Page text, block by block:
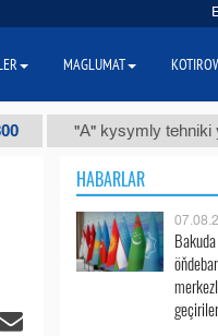
"А" kysymly tehniki ýody
HABARLAR
geçiriler
MAGLUMAT